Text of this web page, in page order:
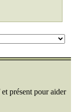
présent pour aider